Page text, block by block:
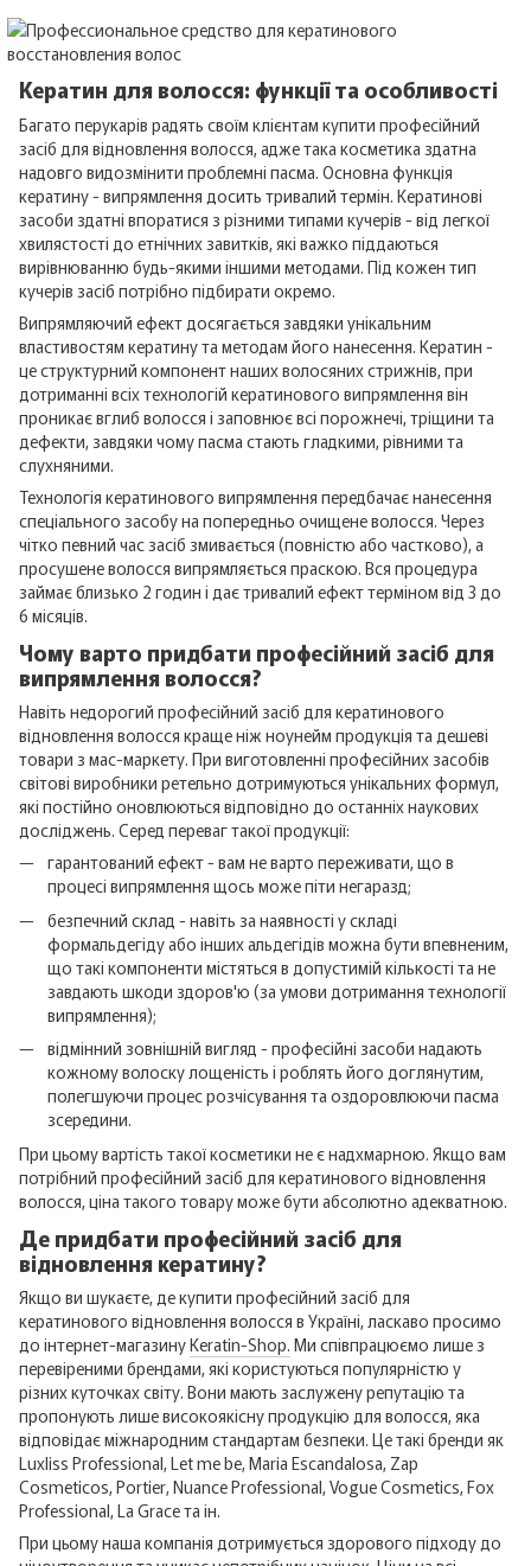
Кератин для волосся: функції та особливості
Багато перукарів радять своїм клієнтам купити професійний
засіб для відновлення волосся, адже така косметика здатна
надовго видозмінити проблемні пасма. Основна функція
кератину - випрямлення досить тривалий термін. Кератинові
засоби здатні впоратися з різними типами кучерів - від легкої
хвилястості до етнічних завитків, які важко піддаються
вирівнюванню будь-якими іншими методами. Під кожен тип
кучерів засіб потрібно підбирати окремо.
Випрямляючий ефект досягається завдяки унікальним
властивостям кератину та методам його нанесення. Кератин -
це структурний компонент наших волосяних стрижнів, при
дотриманні всіх технологій кератинового випрямлення він
проникає вглиб волосся і заповнює всі порожнечі, тріщини та
дефекти, завдяки чому пасма стають гладкими, рівними та
слухняними.
Технологія кератинового випрямлення передбачає нанесення
спеціального засобу на попередньо очищене волосся. Через
чітко певний час засіб змивається (повністю або частково), а
просушене волосся випрямляється праскою. Вся процедура
займає близько 2 годин і дає тривалий ефект терміном від 3 до
6 місяців.
Чому варто придбати професійний засіб для
випрямлення волосся?
Навіть недорогий професійний засіб для кератинового
відновлення волосся краще ніж ноунейм продукція та дешеві
товари з мас-маркету. При виготовленні професійних засобів
світові виробники ретельно дотримуються унікальних формул,
які постійно оновлюються відповідно до останніх наукових
досліджень. Серед переваг такої продукції:
гарантований ефект - вам не варто переживати, що в
процесі випрямлення щось може піти негаразд;
безпечний склад - навіть за наявності у складі
формальдегіду або інших альдегідів можна бути впевненим,
що такі компоненти містяться в допустимій кількості та не
завдають шкоди здоров'ю (за умови дотримання технології
випрямлення);
відмінний зовнішній вигляд - професійні засоби надають
кожному волоску лощеність і роблять його доглянутим,
полегшуючи процес розчісування та оздоровлюючи пасма
зсередини.
При цьому вартість такої косметики не є надхмарною. Якщо вам
потрібний професійний засіб для кератинового відновлення
волосся, ціна такого товару може бути абсолютно адекватною.
Де придбати професійний засіб для
відновлення кератину?
Якщо ви шукаєте, де купити професійний засіб для
кератинового відновлення волосся в Україні, ласкаво просимо
до інтернет-магазинуKeratin-Shop. Ми співпрацюємо лише з
перевіреними брендами, які користуються популярністю у
різних куточках світу. Вони мають заслужену репутацію та
пропонують лише високоякісну продукцію для волосся, яка
відповідає міжнародним стандартам безпеки. Це такі бренди як
Luxliss Professional, Let me be, Maria Escandalosa, Zap
Cosmeticos, Portier, Nuance Professional, Vogue Cosmetics, Fox
Professional, La Grace та ін.
При цьому наша компанія дотримується здорового підходу до